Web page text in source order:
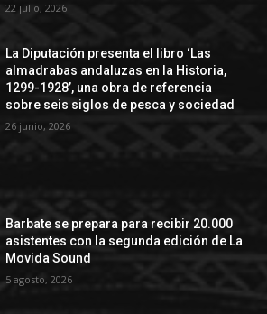
22 julio, 2026
La Diputación presenta el libro ‘Las
almadrabas andaluzas en la Historia,
1299-1928’, una obra de referencia
sobre seis siglos de pesca y sociedad
26 junio, 2026
Barbate se prepara para recibir 20.000
asistentes con la segunda edición de La
Movida Sound
5 agosto, 2026